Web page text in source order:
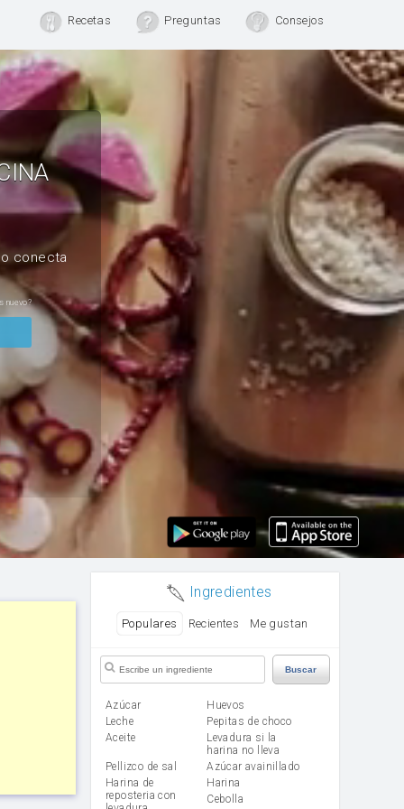
Recetas Preguntas Consejos
conecta
nuevo?
Ingredientes
Populares Recientes Me gustan
Buscar
Azúcar
huevos
leche
Pepitas de choco
aceite
Levadura si la
harina no lleva
Pellizco de sal
Azúcar avainillado
Harina de
reposteria con
harina
cebolla